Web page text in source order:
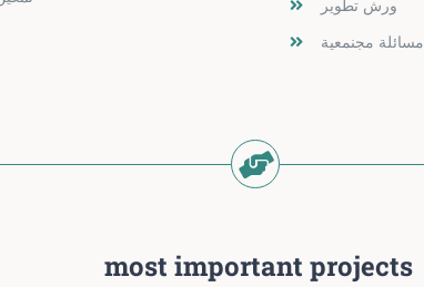
ورش تطوير
مسائلة مجنمعية
most important projects